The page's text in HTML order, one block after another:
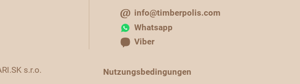
info@timberpolis.com
Whatsapp
Viber
s.r.o. Nutzungsbedingungen